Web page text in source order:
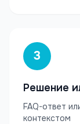
3
Решение
FAQ-ответ
контекстом